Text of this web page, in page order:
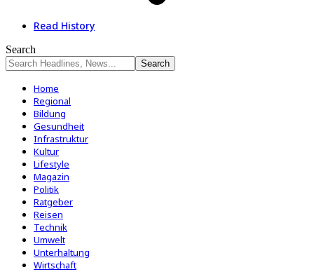
Read History
Search
Home
Regional
Bildung
Gesundheit
Infrastruktur
Kultur
Lifestyle
Magazin
Politik
Ratgeber
Reisen
Technik
Umwelt
Unterhaltung
Wirtschaft